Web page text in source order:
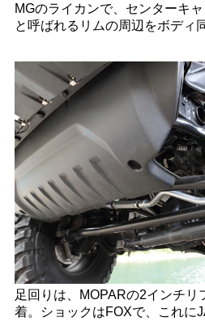
MGのライカンで、センターキ
と呼ばれるリムの周辺をボディ
足回りは、MOPARの2インチリ
着。ショックはFOXで、これに